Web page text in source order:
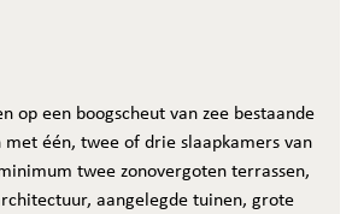
op een boogscheut van zee bestaande
één, twee of drie slaapkamers van
twee zonovergoten terrassen,
aangelegde tuinen, grote